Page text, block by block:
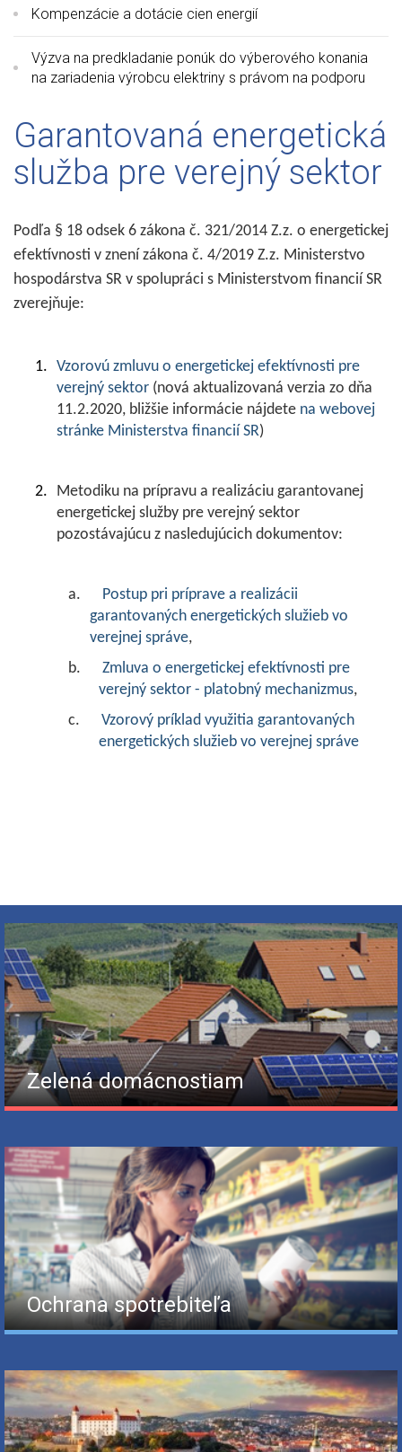
Kompenzácie a dotácie cien energií
Výzva na predkladanie ponúk do výberového konania
na zariadenia výrobcu elektriny s právom na podporu
Garantovaná energetická
služba pre verejný sektor
Podľa § 18 odsek 6 zákona č. 321/2014 Z.z. o energetickej
efektívnosti v znení zákona č. 4/2019 Z.z. Ministerstvo
hospodárstva SR v spolupráci s Ministerstvom financií SR
zverejňuje:
1. Vzorovú zmluvu o energetickej efektívnosti pre
verejný sektor(nová aktualizovaná verzia zo dňa
11.2.2020, bližšie informácie nájdete na webovej
stránke Ministerstva financií SR)
2.
Metodiku na prípravu a realizáciu garantovanej
energetickej služby pre verejný sektor
pozostávajúcu z nasledujúcich dokumentov:
a. Postup pri príprave a realizácii
garantovaných energetických služieb vo
verejnej správe,
b. Zmluva o energetickej efektívnosti pre
verejný sektor - platobný mechanizmus,
c. Vzorový príklad využitia garantovaných
energetických služieb vo verejnej správe
Zelená domácnostiam
Ochrana spotrebiteľa